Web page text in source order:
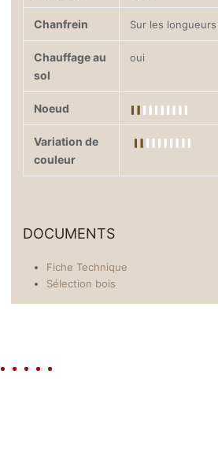
Chanfrein Sur les longueurs
Chauffage au
sol
oui
Noeud
Variation de
couleur
DOCUMENTS
Fiche Technique
Sélection bois